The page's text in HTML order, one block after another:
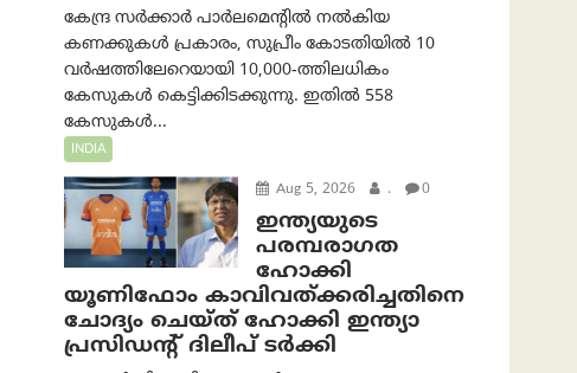
കേന്ദ്ര സർക്കാർ പാർലമെന്റിൽ നൽകിയ
കണക്കുകൾ പ്രകാരം, സുപ്രീം കോടതിയിൽ 10
വർഷത്തിലേറെയായി 10,000-ത്തിലധികം
കേസുകൾ കെട്ടിക്കിടക്കുന്നു. ഇതിൽ 558
കേസുകൾ...
INDIA
Aug 5, 2026 . 0
ഇന്ത്യയുടെ
പരമ്പരാഗത
ഹോക്കി
യൂണിഫോം കാവിവത്ക്കരിച്ചതിനെ
ചോദ്യം ചെയ്ത് ഹോക്കി ഇന്ത്യാ
പ്രസിഡന്റ് ദിലീപ് ടര്‍ക്കി